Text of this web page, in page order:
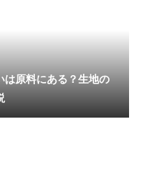
は原料にある？生地の